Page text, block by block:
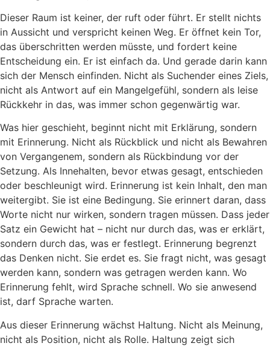
Dieser Raum ist keiner, der ruft oder führt. Er stellt nichts
in Aussicht und verspricht keinen Weg. Er öffnet kein Tor,
das überschritten werden müsste, und fordert keine
Entscheidung ein. Er ist einfach da. Und gerade darin kann
sich der Mensch einfinden. Nicht als Suchender eines Ziels,
nicht als Antwort auf ein Mangelgefühl, sondern als leise
Rückkehr in das, was immer schon gegenwärtig war.
Was hier geschieht, beginnt nicht mit Erklärung, sondern
mit Erinnerung. Nicht als Rückblick und nicht als Bewahren
von Vergangenem, sondern als Rückbindung vor der
Setzung. Als Innehalten, bevor etwas gesagt, entschieden
oder beschleunigt wird. Erinnerung ist kein Inhalt, den man
weitergibt. Sie ist eine Bedingung. Sie erinnert daran, dass
Worte nicht nur wirken, sondern tragen müssen. Dass jeder
Satz ein Gewicht hat – nicht nur durch das, was er erklärt,
sondern durch das, was er festlegt. Erinnerung begrenzt
das Denken nicht. Sie erdet es. Sie fragt nicht, was gesagt
werden kann, sondern was getragen werden kann. Wo
Erinnerung fehlt, wird Sprache schnell. Wo sie anwesend
ist, darf Sprache warten.
Aus dieser Erinnerung wächst Haltung. Nicht als Meinung,
nicht als Position, nicht als Rolle. Haltung zeigt sich